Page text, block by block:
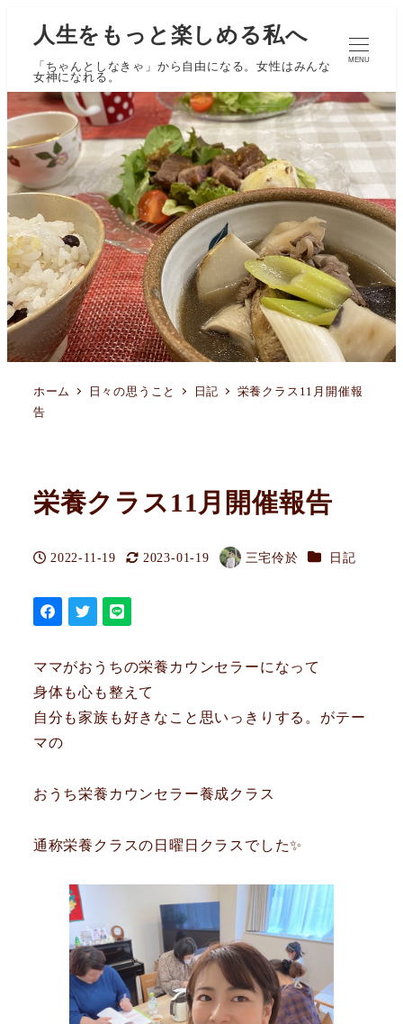
人生をもっと楽しめる私へ
「ちゃんとしなきゃ」から自由になる。女性はみんな
女神になれる。
MENU
ホーム 日々の思うこと 日記
栄養クラス11月開催報
告
栄養クラス11月開催報告
投稿日
2022-11-19
更新日
2023-01-19
著
三宅伶於 カテゴリー
日記
ママがおうちの栄養カウンセラーになって
身体も心も整えて
自分も家族も好きなこと思いっきりする。がテー
マの
おうち栄養カウンセラー養成クラス
通称栄養クラスの日曜日クラスでした✨